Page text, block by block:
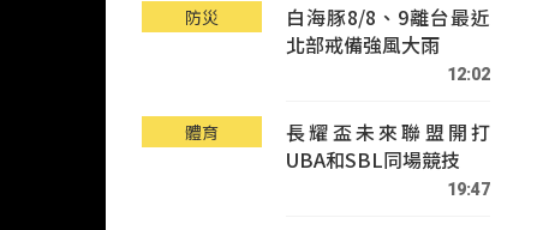
防災
白海豚8/8、9離台最近
北部戒備強風大雨
12:02
體育
長耀盃未來聯盟開打
UBA和SBL同場競技
19:47